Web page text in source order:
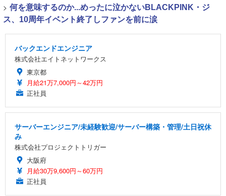
> 何を意味するのか...めったに泣かないBLACKPINK・ジ
ス、10周年イベント終了しファンを前に涙
バックエンドエンジニア
株式会社エイトネットワークス
東京都
月給21万7,000円～42万円
正社員
サーバーエンジニア/未経験歓迎/サーバー構築・管理/土日祝休
み
株式会社プロジェクトトリガー
大阪府
月給30万9,600円～60万円
正社員